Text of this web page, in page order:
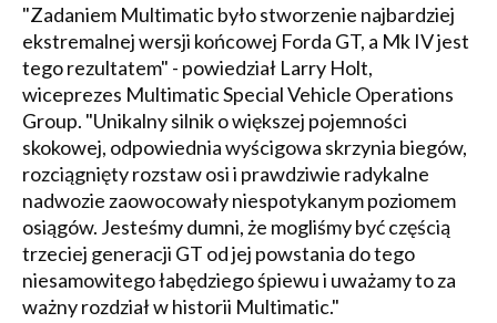
"Zadaniem Multimatic było stworzenie najbardziej
ekstremalnej wersji końcowej Forda GT, a Mk IV jest
tego rezultatem" - powiedział Larry Holt,
wiceprezes Multimatic Special Vehicle Operations
Group. "Unikalny silnik o większej pojemności
skokowej, odpowiednia wyścigowa skrzynia biegów,
rozciągnięty rozstaw osi i prawdziwie radykalne
nadwozie zaowocowały niespotykanym poziomem
osiągów. Jesteśmy dumni, że mogliśmy być częścią
trzeciej generacji GT od jej powstania do tego
niesamowitego łabędziego śpiewu i uważamy to za
ważny rozdział w historii Multimatic."